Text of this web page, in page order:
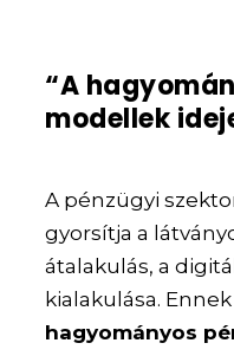
“A
modellek
A pénzügyi
gyorsítja a
átalakulás, a
kialakulása.
hagyományos